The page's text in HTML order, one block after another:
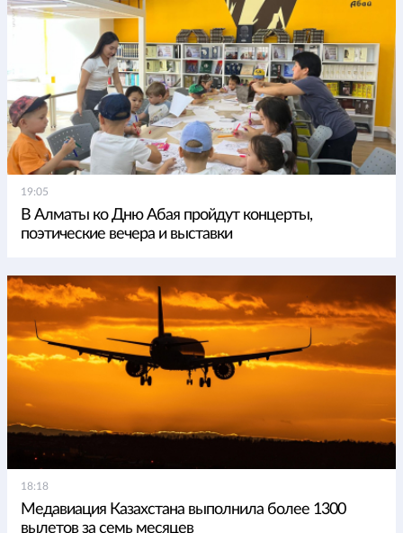
19:05
В Алматы ко Дню Абая пройдут концерты,
поэтические вечера и выставки
18:18
Медавиация Казахстана выполнила более 1300
вылетов за семь месяцев